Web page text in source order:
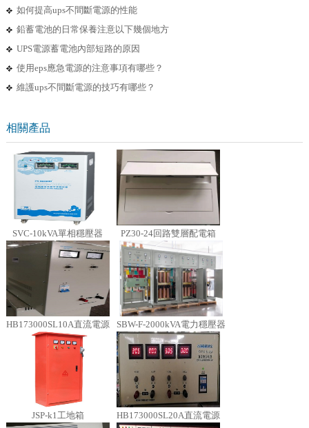
如何提高ups不間斷電源的性能
鉛蓄電池的日常保養注意以下幾個地方
UPS電源蓄電池內部短路的原因
使用eps應急電源的注意事項有哪些？
維護ups不間斷電源的技巧有哪些？
相關產品
SVC-10kVA單相穩壓器 PZ30-24回路雙層配電箱
HB173000SL10A直流電源 SBW-F-2000kVA電力穩壓器
JSP-k1工地箱 HB173000SL20A直流電源